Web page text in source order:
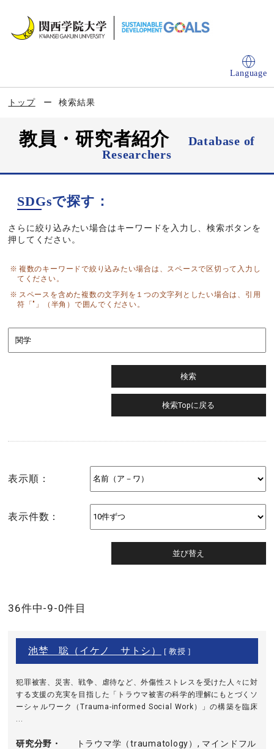
Language
トップ 検索結果
教員・研究者紹介
Database of
Researchers
SDGsで探す：
さらに絞り込みたい場合はキーワードを入力し、検索ボタンを
押してください。
複数のキーワードで絞り込みたい場合は、スペースで区切って入力し
てください。
スペースを含めた複数の文字列を１つの文字列としたい場合は、引用
符「"」（半角）で囲んでください。
表示順：
表示件数：
36件中-9-0件目
池埜 聡（イケノ サトシ） [ 教授 ]
犯罪被害、災害、戦争、虐待など、外傷性ストレスを受けた人々に対
する支援の充実を目指した「トラウマ被害の科学的理解にもとづくソ
ーシャルワーク（Trauma-informed Social Work）」の構築を臨床
...
研究分野・
トラウマ学（traumatology）, マインドフル